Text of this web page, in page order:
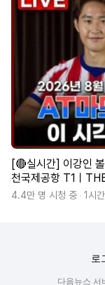
[🔴실시간] 이강인
천국제공항 T1ㅣ
4.4만 명 시청 중 1시
로
다음뉴스 서